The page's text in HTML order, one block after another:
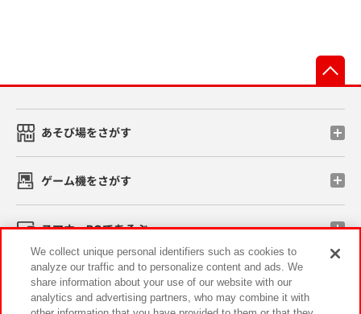
あそび場をさがす
ゲーム機をさがす
スマホ・PCであそぶ
イベント・キャンペーン
We collect unique personal identifiers such as cookies to
analyze our traffic and to personalize content and ads. We
share information about your use of our website with our
analytics and advertising partners, who may combine it with